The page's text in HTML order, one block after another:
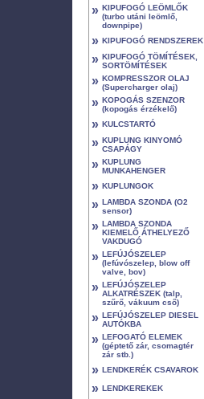
» KIPUFOGÓ LEÖMLŐK
(turbo utáni leömlő,
downpipe)
» KIPUFOGÓ RENDSZEREK
» KIPUFOGÓ TÖMÍTÉSEK,
SORTÖMÍTÉSEK
» KOMPRESSZOR OLAJ
(Supercharger olaj)
» KOPOGÁS SZENZOR
(kopogás érzékelő)
» KULCSTARTÓ
» KUPLUNG KINYOMÓ
CSAPÁGY
» KUPLUNG
MUNKAHENGER
» KUPLUNGOK
» LAMBDA SZONDA (O2
sensor)
» LAMBDA SZONDA
KIEMELŐ ÁTHELYEZŐ
VAKDUGÓ
» LEFÚJÓSZELEP
(lefúvószelep, blow off
valve, bov)
» LEFÚJÓSZELEP
ALKATRÉSZEK (talp,
szűrő, vákuum cső)
» LEFÚJÓSZELEP DIESEL
AUTÓKBA
» LEFOGATÓ ELEMEK
(géptető zár, csomagtér
zár stb.)
» LENDKERÉK CSAVAROK
» LENDKEREKEK